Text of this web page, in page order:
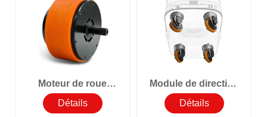
Moteur de roue
servo intégré pour
robot AGV
Détails
Module de direction
à quatre roues
motrices pour robots
Détails